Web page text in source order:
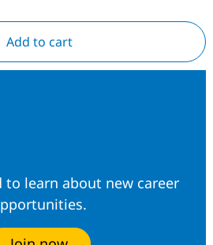
Add to cart
to learn about new career